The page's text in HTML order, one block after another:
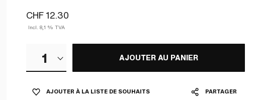
CHF 12.30
Incl. 8,1 % TVA
1 AJOUTER AU PANIER
AJOUTER À LA LISTE DE SOUHAITS PARTAGER